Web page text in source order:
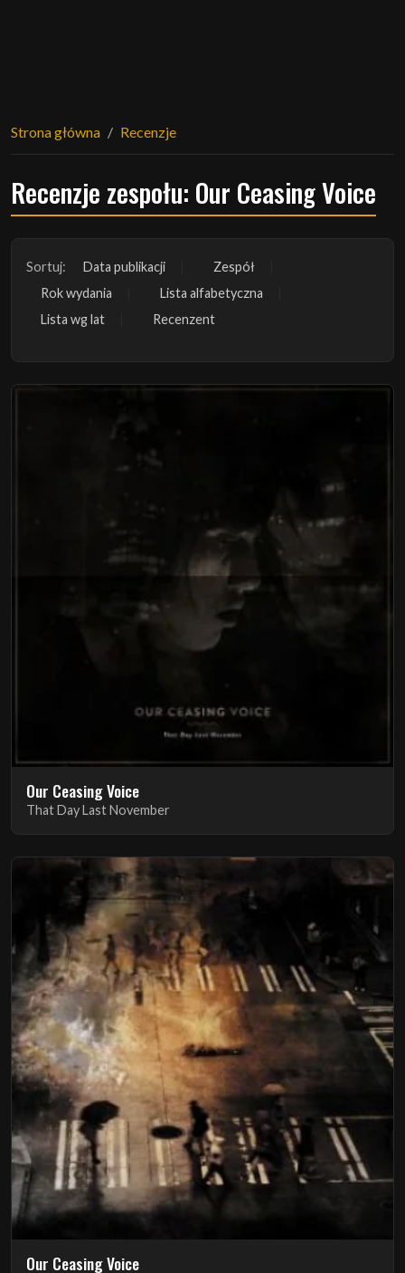
Strona główna Recenzje
Recenzje zespołu: Our Ceasing Voice
Sortuj: Data publikacji
Zespół
Rok wydania
Lista alfabetyczna
Lista wg lat
Recenzent
Our Ceasing Voice
That Day Last November
Our Ceasing Voice